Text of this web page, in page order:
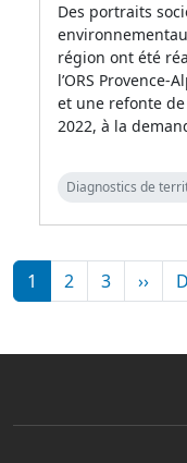
Des portraits
région ont été
l’ORS Provence-
et une refonte
2022, à la
Diagnostics de
Pagination
1 2 3 ››